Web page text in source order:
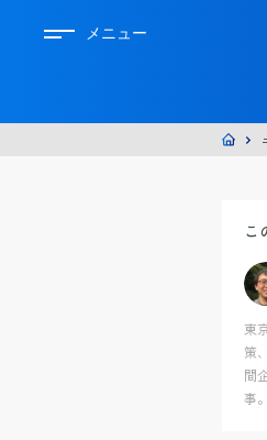
メニュー
こ
東
策
間
事。